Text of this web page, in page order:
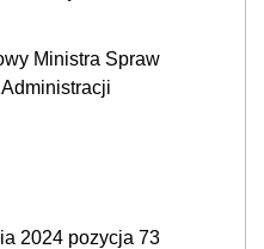
Ministra Spraw
2024 pozycja 73